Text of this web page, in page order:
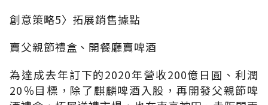
創意策略5〉拓展銷售據點
賣父親節禮盒、開餐廳賣啤酒
為達成去年訂下的2020年營收200億日圓、利潤
20％目標，除了麒麟啤酒入股，再開發父親節啤